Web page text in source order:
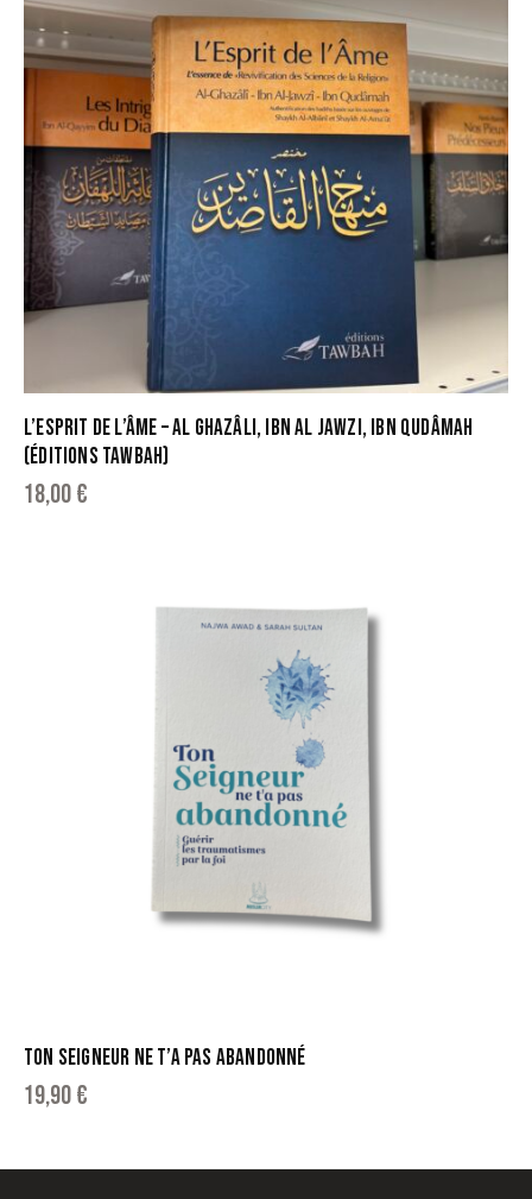
L’ESPRIT DE L’ÂME – AL GHAZÂLI, IBN AL JAWZI, IBN QUDÂMAH
(ÉDITIONS TAWBAH)
18,00€
TON SEIGNEUR NE T’A PAS ABANDONNÉ
19,90€